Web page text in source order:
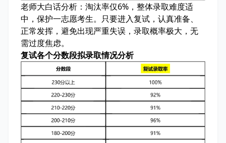
老师大白话分析： 淘汰率仅6%，整体录取难度适
中，保护一志愿考生。只要进入复试，认真准备、
正常发挥，避免出现严重失误，录取概率极大，无
需过度焦虑。
复试各个分数段拟录取情况分析